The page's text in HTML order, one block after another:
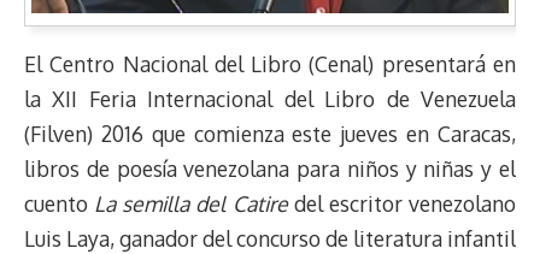
El Centro Nacional del Libro (Cenal) presentará en
la XII Feria Internacional del Libro de Venezuela
(Filven) 2016 que comienza este jueves en Caracas,
libros de poesía venezolana para niños y niñas y el
cuento La semilla del Catiredel escritor venezolano
Luis Laya, ganador del concurso de literatura infantil